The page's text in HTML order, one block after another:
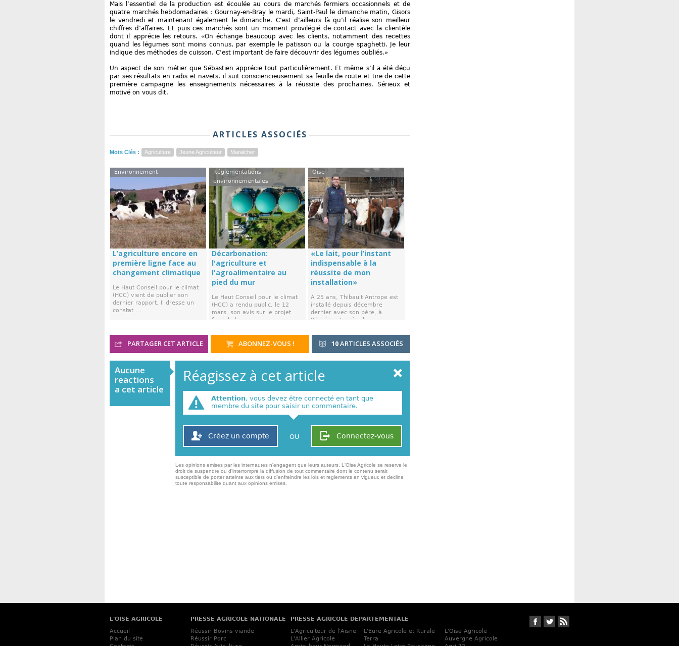
Mais l’essentiel de la production est écoulée au cours de marchés fermiers occasionnels et de
quatre marchés hebdomadaires : Gournay-en-Bray le mardi, Saint-Paul le dimanche matin, Gisors
le vendredi et maintenant également le dimanche. C’est d’ailleurs là qu’il réalise son meilleur
chiffres d’affaires. Et puis ces marchés sont un moment provilégié de contact avec la clientèle
dont il apprécie les retours. «On échange beaucoup avec les clients, notamment des recettes
quand les légumes sont moins connus, par exemple le patisson ou la courge spaghetti. Je leur
indique des méthodes de cuisson. C’est important de faire découvrir des légumes oubliés.»
Un aspect de son métier que Sébastien apprécie tout particulièrement. Et même s’il a été déçu
par ses résultats en radis et navets, il suit consciencieusement sa feuille de route et tire de cette
première campagne les enseignements nécessaires à la réussite des prochaines. Sérieux et
motivé on vous dit.
ARTICLES ASSOCIÉS
Mots Clés : Agriculture Jeune Agriculteur Maraicher
Environnement
L’agriculture encore en
première ligne face au
changement climatique
Le Haut Conseil pour le climat
(HCC) vient de publier son
dernier rapport. Il dresse un
constat ...
Réglementations
environnementales
Décarbonation:
l'agriculture et
l'agroalimentaire au
pied du mur
Le Haut Conseil pour le climat
(HCC) a rendu public, le 12
mars, son avis sur le projet
final de la ...
Oise
«Le lait, pour l’instant
indispensable à la
réussite de mon
installation»
À 25 ans, Thibault Antrope est
installé depuis décembre
dernier avec son père, à
Rémécourt, près de ...
10ARTICLES ASSOCIÉS
PARTAGER CET ARTICLE ABONNEZ-VOUS !
Aucune
reactions
a cet article
Réagissez à cet article
Attention, vous devez être connecté en tant que
membre du site pour saisir un commentaire.
Connectez-vous
Créez un compte OU
Les opinions emises par les internautes n'engagent que leurs auteurs. L'Oise Agricole se reserve le
droit de suspendre ou d'interrompre la diffusion de tout commentaire dont le contenu serait
susceptible de porter atteinte aux tiers ou d'enfreindre les lois et reglements en vigueur, et decline
toute responsabilite quant aux opinions emises,
Suivez-nous sur Facebook
Suivez-nous sur Twitter
L'OISE AGRICOLE
Accueil
Plan du site
PRESSE AGRICOLE NATIONALE
Réussir Bovins viande
Réussir Porc
PRESSE AGRICOLE DÉPARTEMENTALE
L'Agriculteur de l'Aisne
L'Allier Agricole
L'Eure Agricole et Rurale
Terra
L'Oise Agricole
Auvergne Agricole